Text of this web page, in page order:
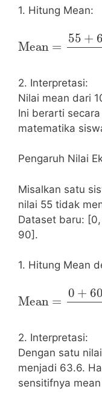
1. Hitung Mean:
55+ 60
2. Interpretasi:
Nilai mean dari
Ini berarti
matematika
Pengaruh Nilai
Misalkan satu
nilai 55 tidak
Dataset baru:
90].
1. Hitung Mean
0+ 60+
85
2. Interpretasi:
Dengan satu
menjadi 63.6.
sensitifnya